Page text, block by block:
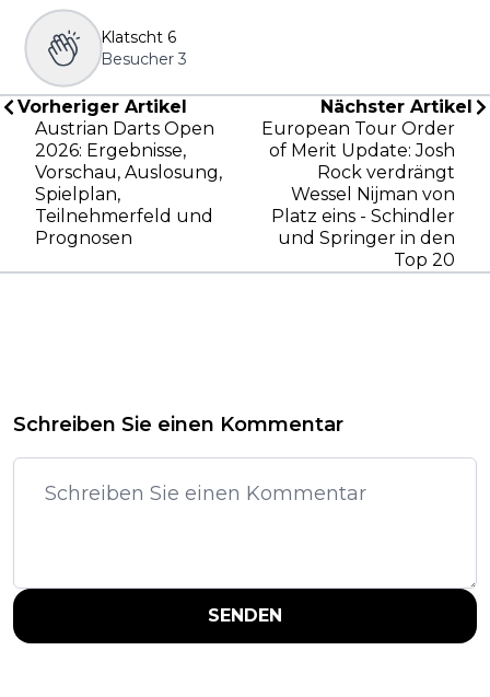
Klatscht 6
Besucher 3
Vorheriger Artikel
Austrian Darts Open
2026: Ergebnisse,
Vorschau, Auslosung,
Spielplan,
Teilnehmerfeld und
Prognosen
Nächster Artikel
European Tour Order
of Merit Update: Josh
Rock verdrängt
Wessel Nijman von
Platz eins - Schindler
und Springer in den
Top 20
Schreiben Sie einen Kommentar
SENDEN